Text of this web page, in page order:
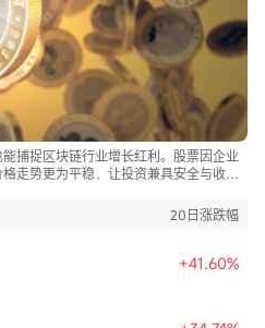
捕捉区块链行业增长红利。股票因企业
走势更为平稳，让投资兼具安全与收
20日涨跌幅
+41.60%